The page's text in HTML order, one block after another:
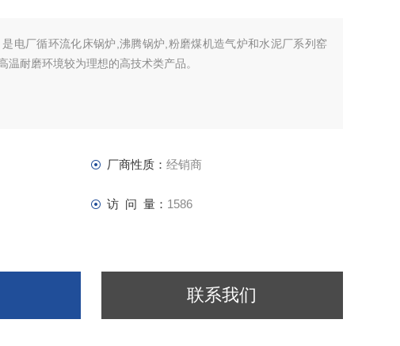
电厂循环流化床锅炉,沸腾锅炉,粉磨煤机造气炉和水泥厂系列窑
温耐磨环境较为理想的高技术类产品。
厂商性质： 经销商
访 问 量： 1586
联系我们